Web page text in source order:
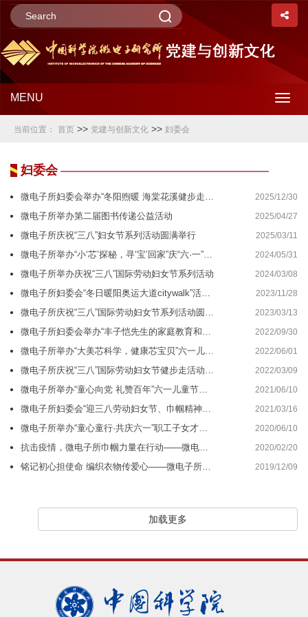
MENU
当前位置： 首页 >> 党建与创新文化 >> 妇委会
妇委会
微电子所妇委会举办“冬阳煦暖 海棠花溪健步走”活动 2025/12/30
微电子所举办第二届图书传递公益活动 2025/04/27
微电子所庆祝“三八”妇女节系列活动圆满举行 2025/03/11
微电子所举办“小‘芯’探秘，寻‘宝’回家”庆“六·一”主题活动 2024/05/31
微电子所举办庆祝“三八”国际劳动妇女节系列活动 2024/03/08
微电子所妇委会“冬日暖阳奥运大道citywalk”活动圆满完成 2023/11/28
微电子所庆祝“三八”国际劳动妇女节系列活动圆满举行 2023/03/13
微电子所妇委会举办“丰子恺先生的家庭教育和丰子恺星”主题报告会 2022/09/30
微电子所举办“大美芯科学，健康芯宝贝”六一儿童节职工子女才艺展示活动 2022/06/01
微电子所庆祝“三八”国际劳动妇女节健步走活动圆满举行 2022/03/09
微电子所举办“童心向党 礼赞百年”六一儿童节职工子女才艺展示活动 2021/06/10
微电子所妇委会“迎三八劳动妇女节、巾帼精神百年传承”参观活动圆满举行 2021/03/16
微电子所举办“童心童行·共庆六一”职工子女才艺展示活动 2020/06/10
抗击疫情，微电子所巾帼力量在行动——微电子所妇委会抗疫工作简报 2020/02/20
铭记初心担使命 编织衣物传爱心——微电子所妇委会积极开展“恒爱行动，百万家庭亲情一线牵”公益活动 2019/12/09
加载更多